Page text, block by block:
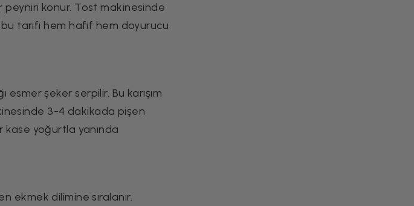
peyniri konur. Tost makinesinde
bu tarifi hem hafif hem doyurucu
şeker serpilir. Bu karışım
3-4 dakikada pişen
kase yoğurtla yanında
dilimine sıralanır.